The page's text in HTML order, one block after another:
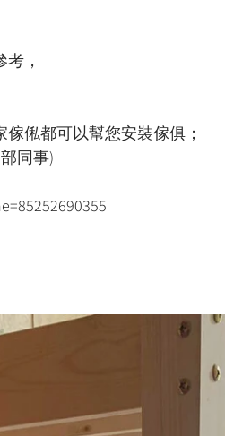
，
俬都可以幫您安裝傢俱；
同事)